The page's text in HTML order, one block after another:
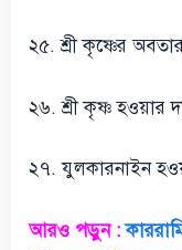
২৫. শ্রী কৃষ্ণের
২৬. শ্রী কৃষ্ণ হওয়ার
২৭. যুলকারনাইন
আরও পড়ুন :